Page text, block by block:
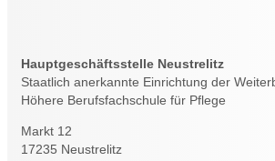
Hauptgeschäftsstelle Neustrelitz
Staatlich anerkannte Einrichtung der
Höhere Berufsfachschule für Pflege
Markt 12
17235 Neustrelitz